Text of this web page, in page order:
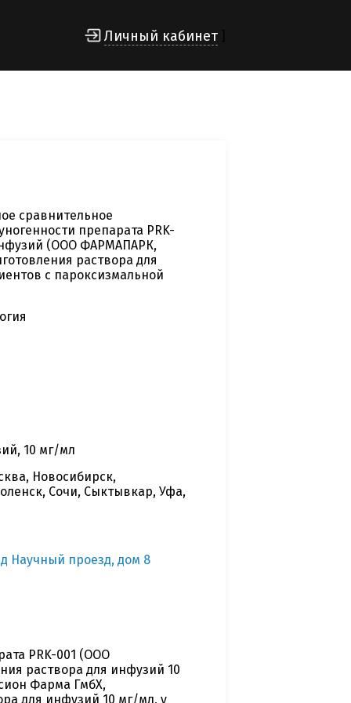
Личный кабинет
сравнительное
препарата PRK-
(ООО ФАРМАПАРК,
раствора для
с пароксизмальной
10 мг/мл
Новосибирск,
Сочи, Сыктывкар, Уфа,
Научный проезд, дом 8
PRK-001 (ООО
раствора для инфузий 10
Фарма ГмбХ,
для инфузий 10 мг/мл, у